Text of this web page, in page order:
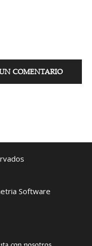
COMENTARIO
Software
con nosotros